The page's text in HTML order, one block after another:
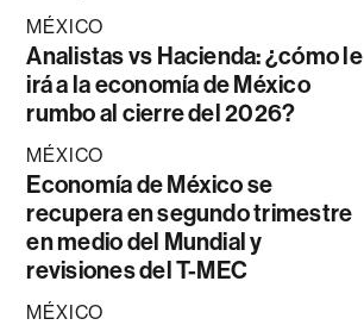
MÉXICO
Analistas vs Hacienda: ¿cómo le
irá a la economía de México
rumbo al cierre del 2026?
MÉXICO
Economía de México se
recupera en segundo trimestre
en medio del Mundial y
revisiones del T-MEC
MÉXICO